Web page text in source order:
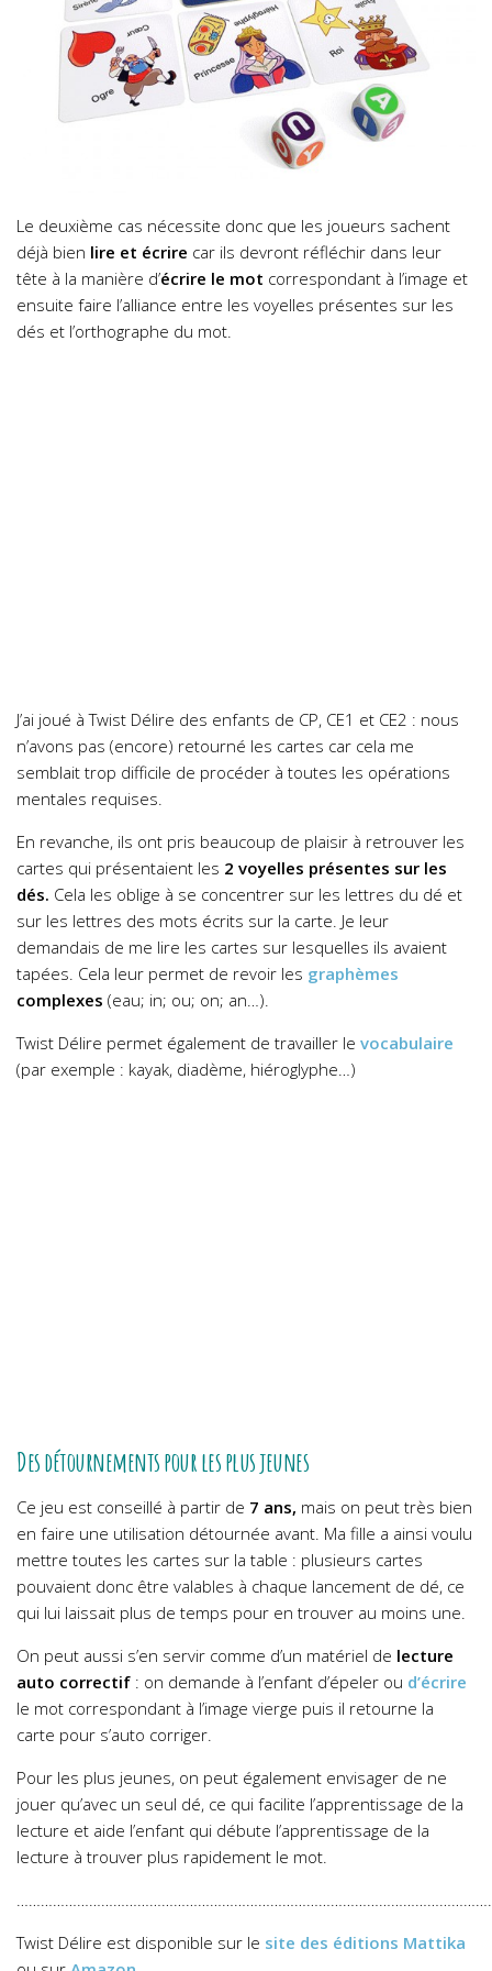
Le deuxième cas nécessite donc que les joueurs sachent
déjà bien lire et écrire car ils devront réfléchir dans leur
tête à la manière d’écrire le mot correspondant à l’image et
ensuite faire l’alliance entre les voyelles présentes sur les
dés et l’orthographe du mot.
J’ai joué à Twist Délire des enfants de CP, CE1 et CE2 : nous
n’avons pas (encore) retourné les cartes car cela me
semblait trop difficile de procéder à toutes les opérations
mentales requises.
En revanche, ils ont pris beaucoup de plaisir à retrouver les
cartes qui présentaient les 2 voyelles présentes sur les
dés. Cela les oblige à se concentrer sur les lettres du dé et
sur les lettres des mots écrits sur la carte. Je leur
demandais de me lire les cartes sur lesquelles ils avaient
tapées. Cela leur permet de revoir les graphèmes
complexes (eau; in; ou; on; an…).
Twist Délire permet également de travailler le vocabulaire
(par exemple : kayak, diadème, hiéroglyphe…)
Des détournements pour les plus jeunes
Ce jeu est conseillé à partir de 7 ans, mais on peut très bien
en faire une utilisation détournée avant. Ma fille a ainsi voulu
mettre toutes les cartes sur la table : plusieurs cartes
pouvaient donc être valables à chaque lancement de dé, ce
qui lui laissait plus de temps pour en trouver au moins une.
On peut aussi s’en servir comme d’un matériel de lecture
auto correctif : on demande à l’enfant d’épeler ou d’écrire
le mot correspondant à l’image vierge puis il retourne la
carte pour s’auto corriger.
Pour les plus jeunes, on peut également envisager de ne
jouer qu’avec un seul dé, ce qui facilite l’apprentissage de la
lecture et aide l’enfant qui débute l’apprentissage de la
lecture à trouver plus rapidement le mot.
Twist Délire est disponible sur le site des éditions Mattika